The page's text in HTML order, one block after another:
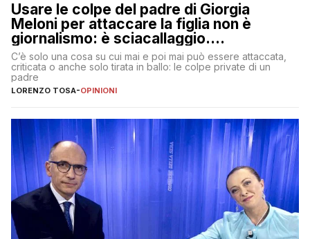
Usare le colpe del padre di Giorgia
Meloni per attaccare la figlia non è
giornalismo: è sciacallaggio.
Dimostriamo di essere diversi
C’è solo una cosa su cui mai e poi mai può essere attaccata,
criticata o anche solo tirata in ballo: le colpe private di un
padre
LORENZO TOSA-OPINIONI